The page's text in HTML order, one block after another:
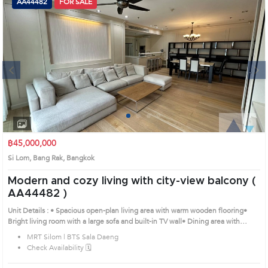
Next
1 2 3 4
฿45,000,000
Si Lom, Bang Rak, Bangkok
Modern and cozy living with city-view balcony (
AA44482 )
Unit Details : • Spacious open-plan living area with warm wooden flooring•
Bright living room with a large sofa and built-in TV wall• Dining area with
chandelier, perfect for family gatherings• Fully equipped built-in kitchen plus
separate Thai kitchen• Master bedroom with walk-in closet and en-suite
bathroom• Additional bedrooms with city views and built-in wardrobesRemark
MRT Silom | BTS Sala Daeng
Check Availability 🗓️